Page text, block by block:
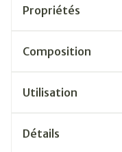
Propriétés
Composition
Utilisation
Détails